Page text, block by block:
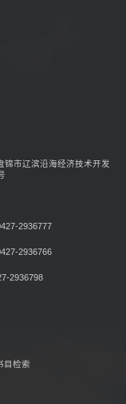
锦市辽滨沿海经济技术开发
2936777
2936766
2936798
目检索